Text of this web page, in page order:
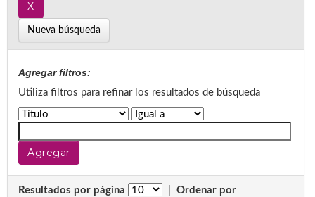
Nueva búsqueda
Agregar filtros:
Utiliza filtros para refinar los resultados de búsqueda
Resultados por página
Ordenar por